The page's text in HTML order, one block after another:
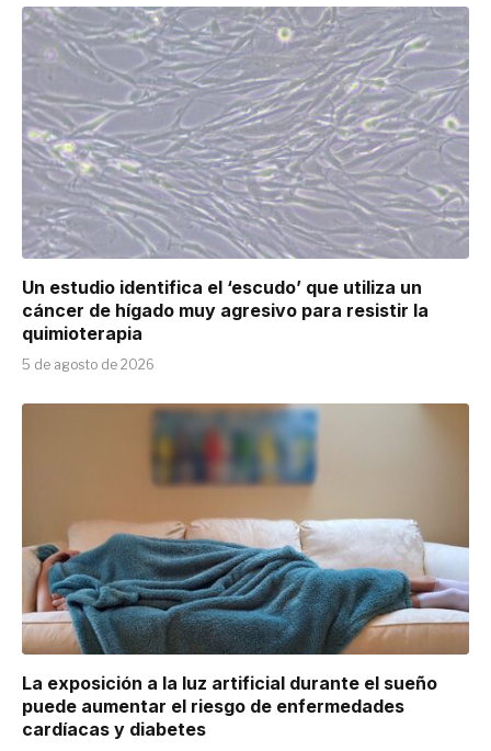
Un estudio identifica el ‘escudo’ que utiliza un
cáncer de hígado muy agresivo para resistir la
quimioterapia
5 de agosto de 2026
La exposición a la luz artificial durante el sueño
puede aumentar el riesgo de enfermedades
cardíacas y diabetes